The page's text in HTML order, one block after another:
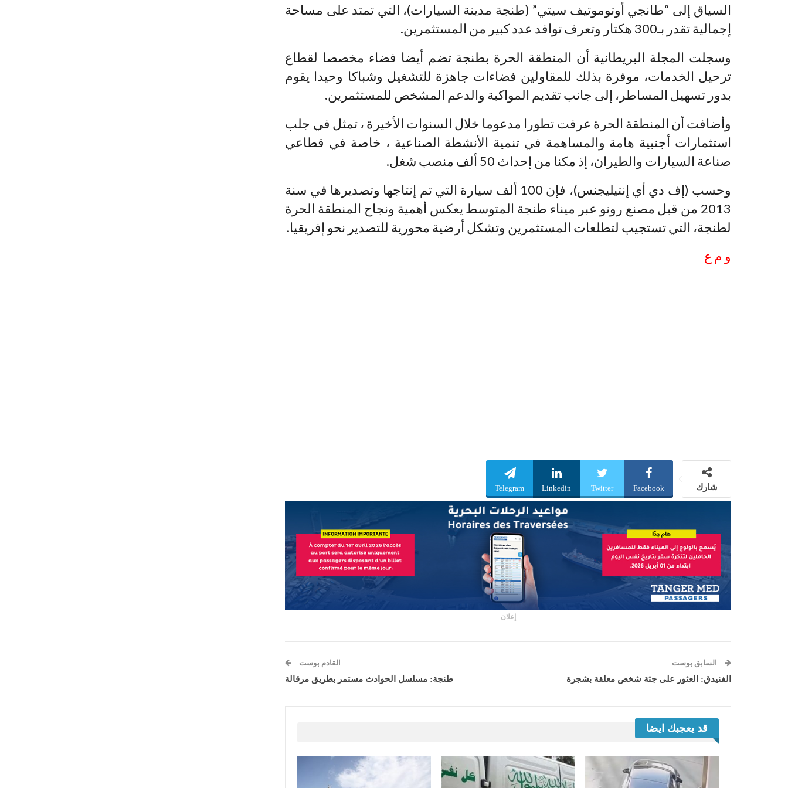
السياق إلى “طانجي أوتوموتيف سيتي” (طنجة مدينة السيارات)، التي تمتد على مساحة
إجمالية تقدر بـ300 هكتار وتعرف توافد عدد كبير من المستثمرين.
وسجلت المجلة البريطانية أن المنطقة الحرة بطنجة تضم أيضا فضاء مخصصا لقطاع
ترحيل الخدمات، موفرة بذلك للمقاولين فضاءات جاهزة للتشغيل وشباكا وحيدا يقوم
بدور تسهيل المساطر، إلى جانب تقديم المواكبة والدعم المشخص للمستثمرين.
وأضافت أن المنطقة الحرة عرفت تطورا مدعوما خلال السنوات الأخيرة ، تمثل في جلب
استثمارات أجنبية هامة والمساهمة في تنمية الأنشطة الصناعية ، خاصة في قطاعي
صناعة السيارات والطيران، إذ مكنا من إحداث 50 ألف منصب شغل.
وحسب (إف دي أي إنتيليجنس)، فإن 100 ألف سيارة التي تم إنتاجها وتصديرها في سنة
2013 من قبل مصنع رونو عبر ميناء طنجة المتوسط يعكس أهمية ونجاح المنطقة الحرة
لطنجة، التي تستجيب لتطلعات المستثمرين وتشكل أرضية محورية للتصدير نحو إفريقيا.
و م ع
شارك Facebook
Twitter
Linkedin
Telegram
إعلان
السابق بوست
الفنيدق: العثور على جثة شخص معلقة بشجرة
القادم بوست
طنجة: مسلسل الحوادث مستمر بطريق مرقالة
قد يعجبك ايضا